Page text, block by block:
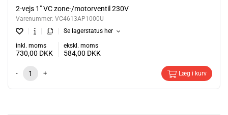
2-vejs 1" VC zone-/motorventil 230V
Varenummer: VC4613AP1000U
Se lagerstatus her
inkl. moms
730,00 DKK
ekskl. moms
584,00 DKK
- + Læg i kurv